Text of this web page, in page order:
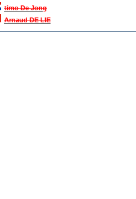
timo De Jong
Arnaud DE LIE